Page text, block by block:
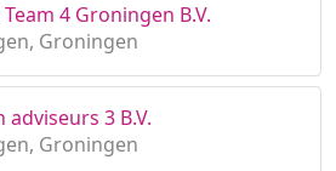
4 Groningen B.V.
Groningen
3 B.V.
Groningen